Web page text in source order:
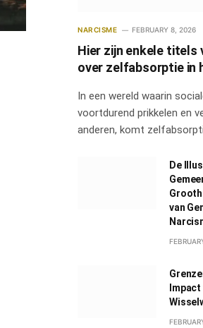
NARCISME FEBRUARY 8, 2026
Hier zijn enkele titels
over zelfabsorptie in
In een wereld waarin
voortdurend prikkelen en
anderen, komt
De
van